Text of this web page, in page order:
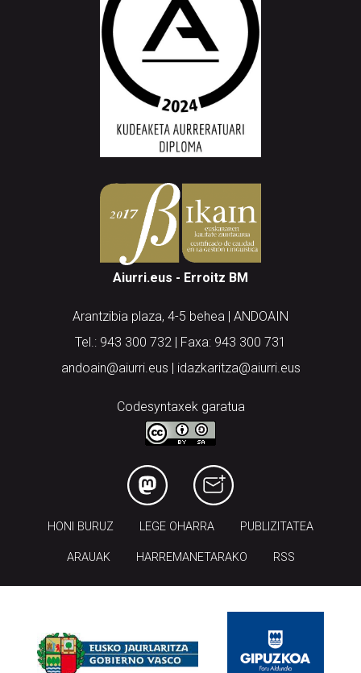
Aiurri.eus - Erroitz BM
Arantzibia plaza, 4-5 behea | ANDOAIN
Tel.: 943 300 732 | Faxa: 943 300 731
andoain@aiurri.eus | idazkaritza@aiurri.eus
Codesyntaxek garatua
HONI BURUZ LEGE OHARRA PUBLIZITATEA
ARAUAK HARREMANETARAKO RSS